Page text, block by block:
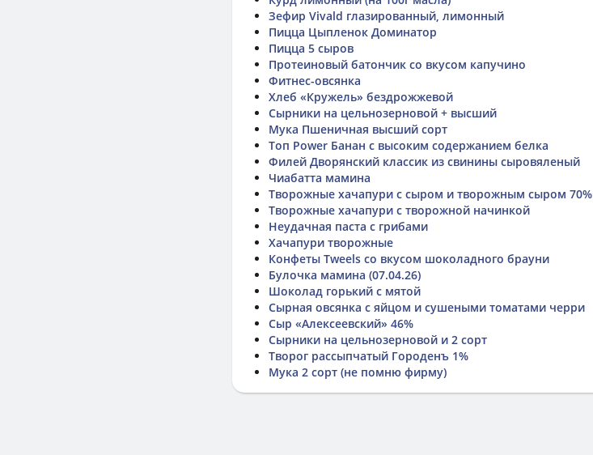
Зефир Vivald глазированный, лимонный
Пицца Цыпленок Доминатор
Пицца 5 сыров
Протеиновый батончик со вкусом капучино
Фитнес-овсянка
Хлеб «Кружель» бездрожжевой
Сырники на цельнозерновой + высший
Мука Пшеничная высший сорт
Топ Power Банан с высоким содержанием белка
Филей Дворянский классик из свинины сыровяленый
Чиабатта мамина
Творожные хачапури с сыром и творожным сыром 70%
Творожные хачапури с творожной начинкой
Неудачная паста с грибами
Хачапури творожные
Конфеты Tweels со вкусом шоколадного брауни
Булочка мамина (07.04.26)
Шоколад горький с мятой
Сырная овсянка с яйцом и сушеными томатами черри
Сыр «Алексеевский» 46%
Сырники на цельнозерновой и 2 сорт
Творог рассыпчатый Городенъ 1%
Мука 2 сорт (не помню фирму)